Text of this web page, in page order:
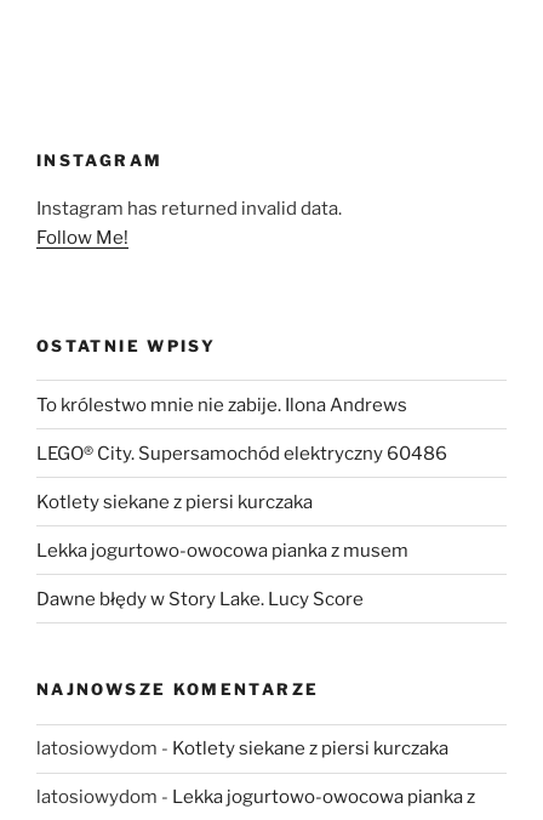
INSTAGRAM
Instagram has returned invalid data.
Follow Me!
OSTATNIE WPISY
To królestwo mnie nie zabije. Ilona Andrews
LEGO® City. Supersamochód elektryczny 60486
Kotlety siekane z piersi kurczaka
Lekka jogurtowo-owocowa pianka z musem
Dawne błędy w Story Lake. Lucy Score
NAJNOWSZE KOMENTARZE
latosiowydom - Kotlety siekane z piersi kurczaka
latosiowydom - Lekka jogurtowo-owocowa pianka z